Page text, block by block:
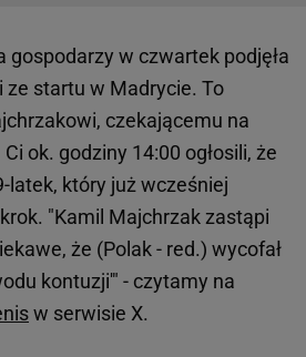
gospodarzy w czwartek podjęła
ze startu w Madrycie. To
czekającemu na
ok. godziny 14:00 ogłosili, że
latek, który już wcześniej
"Kamil Majchrzak zastąpi
że (Polak - red.) wycofał
kontuzji'" - czytamy na
w serwisie X.